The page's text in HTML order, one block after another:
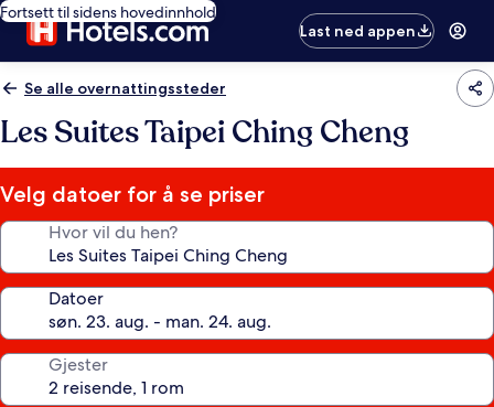
Fortsett til sidens hovedinnhold
Last ned appen
Se alle overnattingssteder
Les Suites Taipei Ching Cheng
Velg datoer for å se priser
Hvor vil du hen?
Datoer
Gjester